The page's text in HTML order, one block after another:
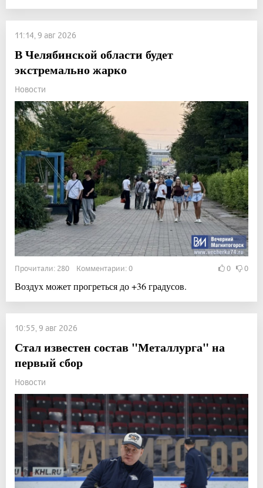
11:14, 9 авг 2026
В Челябинской области будет
экстремально жарко
Новости
Прочитали: 280 Комментарии: 0 0 0
Воздух может прогреться до +36 градусов.
10:55, 9 авг 2026
Стал известен состав "Металлурга" на
первый сбор
Новости